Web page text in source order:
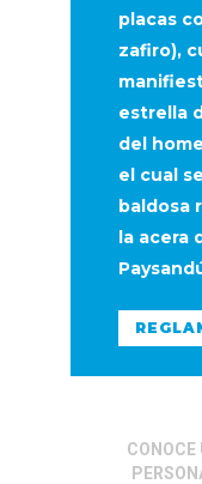
placas
zafiro),
estrella
del
el cual
baldosa
la acera
CONOCE